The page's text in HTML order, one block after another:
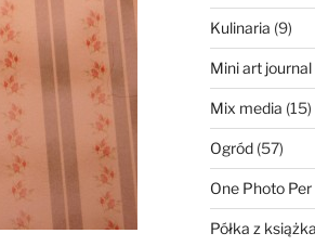
Kulinaria (9)
Mini art
Mix media (15)
Ogród(57)
One Photo Per
Półka z